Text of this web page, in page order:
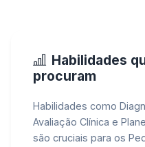
Habilidades
procuram
Habilidades como
Avaliação Clínica e
são cruciais para os